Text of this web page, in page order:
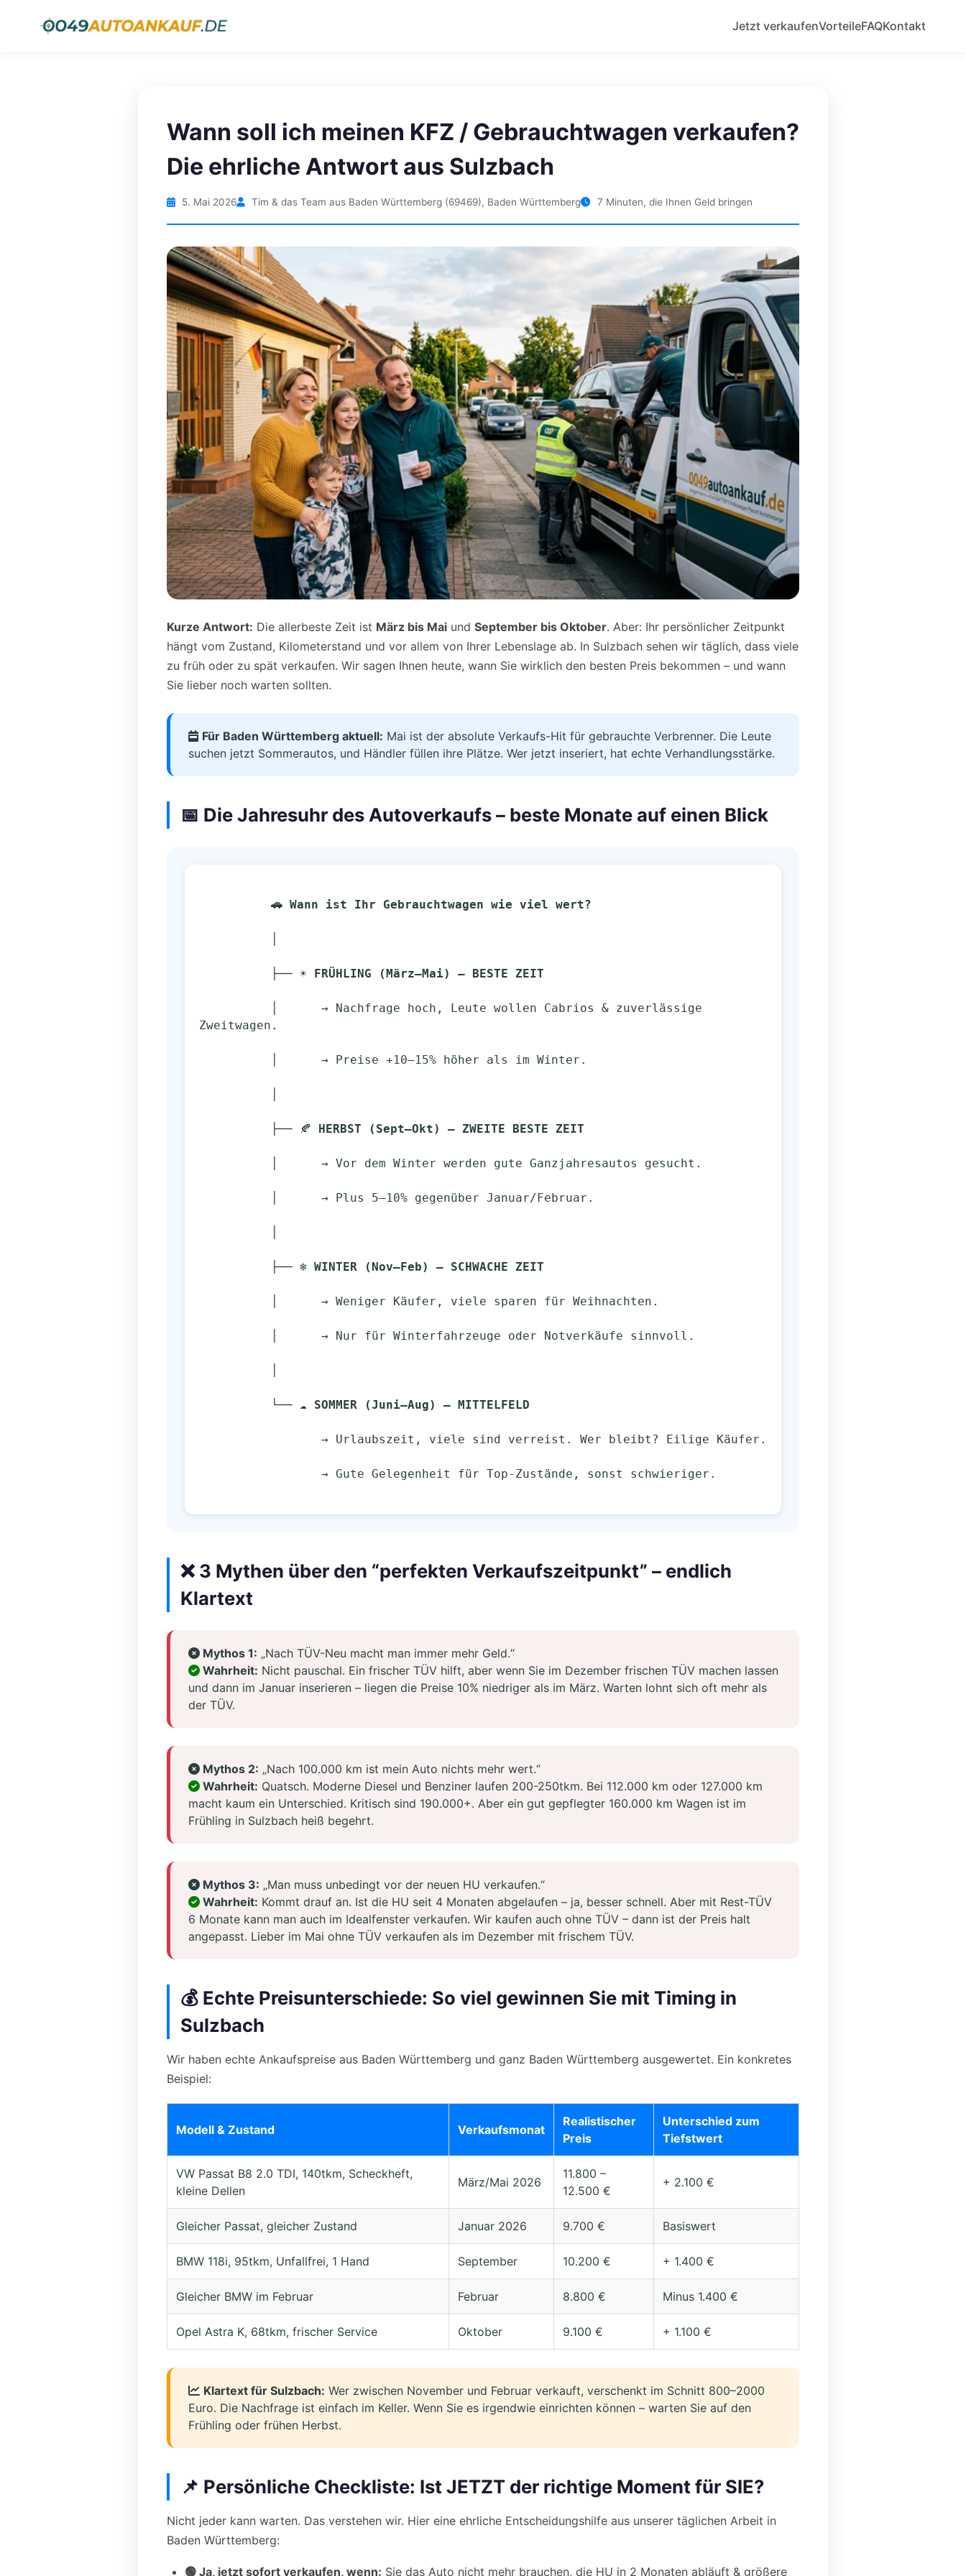
Jetzt verkaufenVorteileFAQKontakt
Wann soll ich meinen KFZ / Gebrauchtwagen verkaufen?
Die ehrliche Antwort aus Sulzbach
5. Mai 2026 Tim & das Team aus Baden Württemberg (69469), Baden Württemberg 7 Minuten, die Ihnen Geld bringen
Kurze Antwort: Die allerbeste Zeit ist März bis Mai und September bis Oktober. Aber: Ihr persönlicher Zeitpunkt
hängt vom Zustand, Kilometerstand und vor allem von Ihrer Lebenslage ab. In Sulzbach sehen wir täglich, dass viele
zu früh oder zu spät verkaufen. Wir sagen Ihnen heute, wann Sie wirklich den besten Preis bekommen – und wann
Sie lieber noch warten sollten.
Für Baden Württemberg aktuell: Mai ist der absolute Verkaufs-Hit für gebrauchte Verbrenner. Die Leute
suchen jetzt Sommerautos, und Händler füllen ihre Plätze. Wer jetzt inseriert, hat echte Verhandlungsstärke.
📅 Die Jahresuhr des Autoverkaufs – beste Monate auf einen Blick
🚗 Wann ist Ihr Gebrauchtwagen wie viel wert?
          ├── ☀️
FRÜHLING (März–Mai) – BESTE ZEIT
Zweitwagen.
          │      → Preise +10–15% höher als im Winter.
          ├── 🍂
HERBST (Sept–Okt) – ZWEITE BESTE ZEIT
          │      → Vor dem Winter werden gute Ganzjahresautos gesucht.
          │      → Plus 5–10% gegenüber Januar/Februar.
          ├── ❄️
WINTER (Nov–Feb) – SCHWACHE ZEIT
          │      → Weniger Käufer, viele sparen für Weihnachten.
          │      → Nur für Winterfahrzeuge oder Notverkäufe sinnvoll.
          └── ☁️
SOMMER (Juni–Aug) – MITTELFELD
                 → Urlaubszeit, viele sind verreist. Wer bleibt? Eilige Käufer.
❌ 3 Mythen über den “perfekten Verkaufszeitpunkt” – endlich
Klartext
Mythos 1: „Nach TÜV-Neu macht man immer mehr Geld.“
Wahrheit: Nicht pauschal. Ein frischer TÜV hilft, aber wenn Sie im Dezember frischen TÜV machen lassen
und dann im Januar inserieren – liegen die Preise 10% niedriger als im März. Warten lohnt sich oft mehr als
der TÜV.
Mythos 2: „Nach 100.000 km ist mein Auto nichts mehr wert.“
Wahrheit: Quatsch. Moderne Diesel und Benziner laufen 200-250tkm. Bei 112.000 km oder 127.000 km
macht kaum ein Unterschied. Kritisch sind 190.000+. Aber ein gut gepflegter 160.000 km Wagen ist im
Frühling in Sulzbach heiß begehrt.
Mythos 3: „Man muss unbedingt vor der neuen HU verkaufen.“
Wahrheit: Kommt drauf an. Ist die HU seit 4 Monaten abgelaufen – ja, besser schnell. Aber mit Rest-TÜV
6 Monate kann man auch im Idealfenster verkaufen. Wir kaufen auch ohne TÜV – dann ist der Preis halt
angepasst. Lieber im Mai ohne TÜV verkaufen als im Dezember mit frischem TÜV.
💰 Echte Preisunterschiede: So viel gewinnen Sie mit Timing in
Sulzbach
Wir haben echte Ankaufspreise aus Baden Württemberg und ganz Baden Württemberg ausgewertet. Ein konkretes
Beispiel:
Modell & Zustand Verkaufsmonat
Realistischer
Preis
Unterschied zum
Tiefstwert
VW Passat B8 2.0 TDI, 140tkm, Scheckheft,
kleine Dellen
März/Mai 2026
11.800 –
12.500 €
+ 2.100 €
Gleicher Passat, gleicher Zustand Januar 2026 9.700 € Basiswert
BMW 118i, 95tkm, Unfallfrei, 1 Hand September 10.200 € + 1.400 €
Gleicher BMW im Februar Februar 8.800 € Minus 1.400 €
Opel Astra K, 68tkm, frischer Service Oktober 9.100 € + 1.100 €
Klartext für Sulzbach: Wer zwischen November und Februar verkauft, verschenkt im Schnitt 800–2000
Euro. Die Nachfrage ist einfach im Keller. Wenn Sie es irgendwie einrichten können – warten Sie auf den
Frühling oder frühen Herbst.
📌 Persönliche Checkliste: Ist JETZT der richtige Moment für SIE?
Nicht jeder kann warten. Das verstehen wir. Hier eine ehrliche Entscheidungshilfe aus unserer täglichen Arbeit in
Baden Württemberg:
🟢 Ja, jetzt sofort verkaufen, wenn: Sie das Auto nicht mehr brauchen, die HU in 2 Monaten abläuft & größere